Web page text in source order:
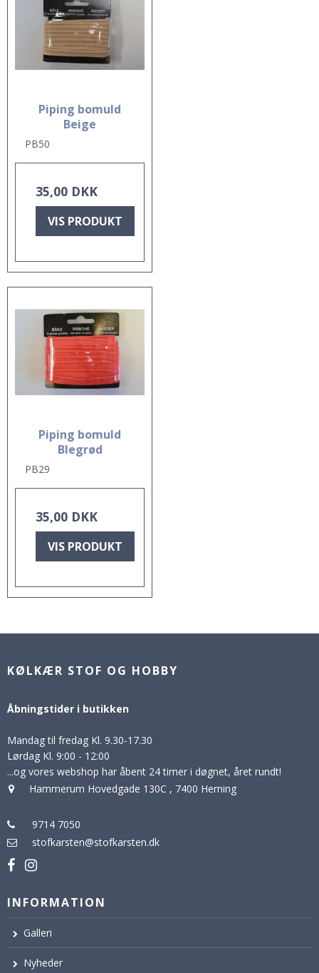
Piping bomuld
Beige
PB50
35,00 DKK
VIS PRODUKT
Piping bomuld
Blegrød
PB29
35,00 DKK
VIS PRODUKT
KØLKÆR STOF OG HOBBY
Åbningstider i butikken
Mandag til fredag Kl. 9.30-17.30
Lørdag Kl. 9:00 - 12:00
...og vores webshop har åbent 24 timer i døgnet, året rundt!
Hammerum Hovedgade 130C , 7400 Herning
9714 7050
stofkarsten@stofkarsten.dk
INFORMATION
Galleri
Nyheder